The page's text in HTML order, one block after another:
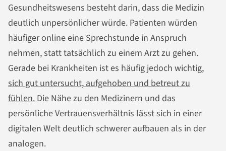
Gesundheitswesens besteht darin, dass die Medizin
deutlich unpersönlicher würde. Patienten würden
häufiger online eine Sprechstunde in Anspruch
nehmen, statt tatsächlich zu einem Arzt zu gehen.
Gerade bei Krankheiten ist es häufig jedoch wichtig,
sich gut untersucht, aufgehoben und betreut zu
fühlen. Die Nähe zu den Medizinern und das
persönliche Vertrauensverhältnis lässt sich in einer
digitalen Welt deutlich schwerer aufbauen als in der
analogen.